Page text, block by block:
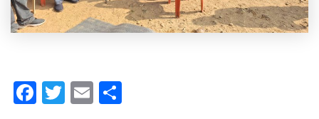
Facebook
Twitter
Email